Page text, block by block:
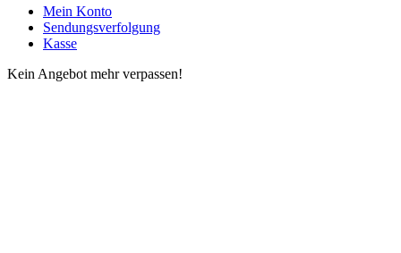
Mein Konto
Sendungsverfolgung
Kasse
Kein Angebot mehr verpassen!